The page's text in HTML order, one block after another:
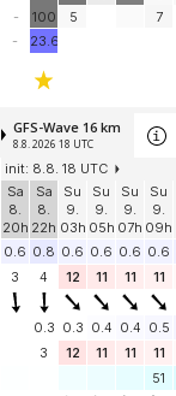
-
100
5
7
-
23.6
GFS-Wave 16 km
8.8. 2026 18 UTC
init: 8.8. 18 UTC
Sa
8.
20h
Sa
8.
22h
Su
9.
03h
Su
9.
05h
Su
9.
07h
Su
9.
09h
0.6 0.8 0.6 0.6 0.6 0.6
3
4 12 11 11 11
0.3 0.3 0.4 0.4 0.5
3
12 11 11 11
51